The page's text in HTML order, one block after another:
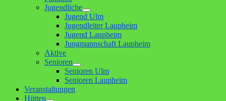
Jugendliche
Untermenü
anzeigen
Jugend Ulm
Jugendleiter Laupheim
Jugend Laupheim
Jungmannschaft Laupheim
Aktive
Senioren
Untermenü
anzeigen
Senioren Ulm
Senioren Laupheim
Veranstaltungen
Hütten